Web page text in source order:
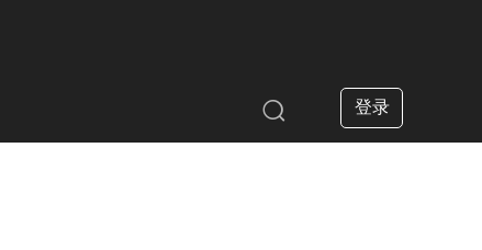
 登录